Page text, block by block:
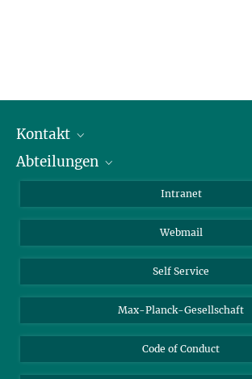
Kontakt
Mitarbeiterverzeichnis
Abteilungen
Biomolekulare Systeme
Kolloidchemie
Nachhaltige und Bio-inspirierte Materialien
Intranet
Webmail
Self Service
Max-Planck-Gesellschaft
Code of Conduct